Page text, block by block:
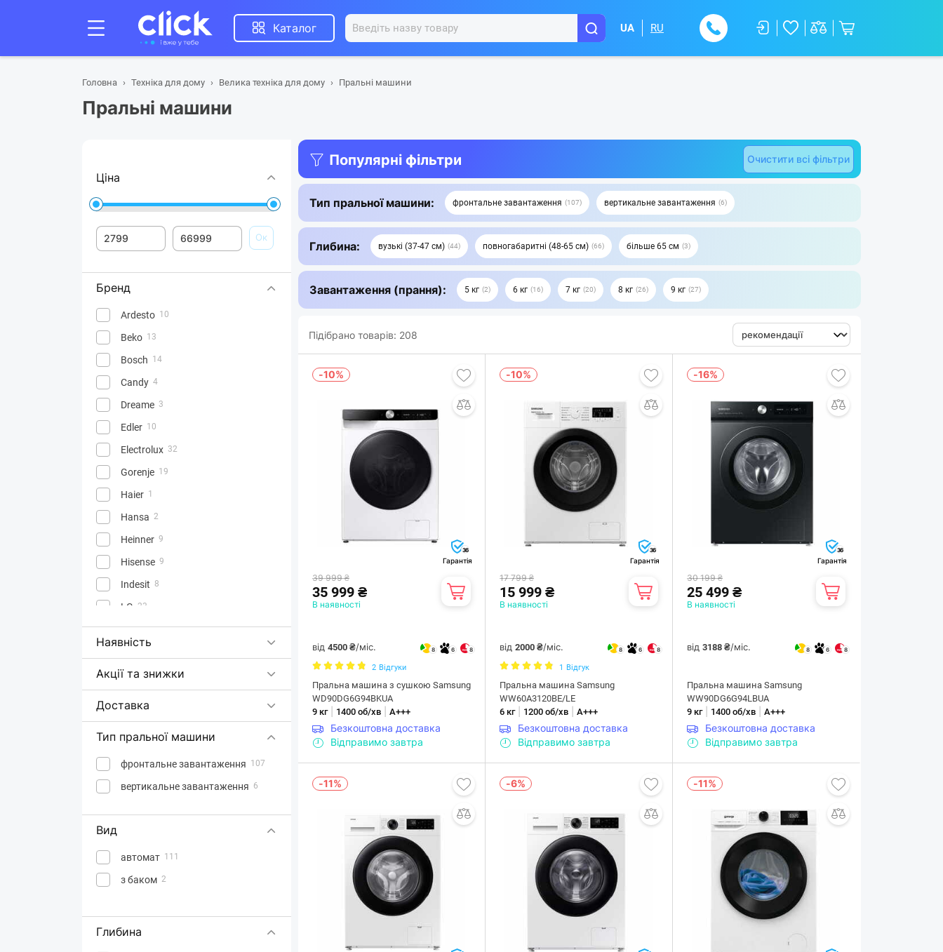
Каталог UA RU
Головна Техніка для дому Велика техніка для дому Пральні машини
Пральні машини
Ціна
Ок
Бренд
Ardesto 10
Beko 13
Bosch 14
Candy 4
Dreame 3
Edler 10
Electrolux 32
Gorenje 19
Haier 1
Hansa 2
Heinner 9
Hisense 9
Indesit 8
LG 23
Samsung 28
SIEMENS 2
Vestfrost
Whirlpool 17
Наявність
Акції та знижки
Доставка
Тип пральної машини
фронтальне завантаження 107
вертикальне завантаження 6
Вид
автомат 111
з баком 2
Глибина
Популярні фільтри Очистити всі фільтри
Тип пральної машини: фронтальне завантаження 107 вертикальне завантаження 6
Глибина: вузькі (37-47 см) 44 повногабаритні (48-65 см) 66 більше 65 см 3
Завантаження (прання): 5 кг 2 6 кг 16 7 кг 20 8 кг 26 9 кг 27
Підібрано товарів: 208
-10%
36
Гарантія
39 999 ₴
35 999 ₴
В наявності
від 4500 ₴/міс. 8 6 8
2 Відгуки
Пральна машина з сушкою Samsung
WD90DG6G94BKUA
9 кг| 1400 об/хв А+++
Безкоштовна доставка
Відправимо завтра
-10%
36
Гарантія
17 799 ₴
15 999 ₴
В наявності
від2000 ₴/міс. 8 6 8
1 Відгук
Пральна машина Samsung
WW60A3120BE/LE
6 кг| 1200 об/хв |А+++
Безкоштовна доставка
Відправимо завтра
-16%
36
Гарантія
30 199 ₴
25 499 ₴
В наявності
від3188 ₴/міс. 8 6 8
Пральна машина Samsung
WW90DG6G94LBUA
9 кг| 1400 об/хв |А+++
Безкоштовна доставка
Відправимо завтра
-11% -6% -11%